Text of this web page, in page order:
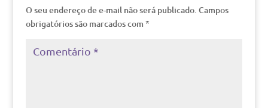
O seu endereço de e-mail não será publicado. Campos
obrigatórios são marcados com *